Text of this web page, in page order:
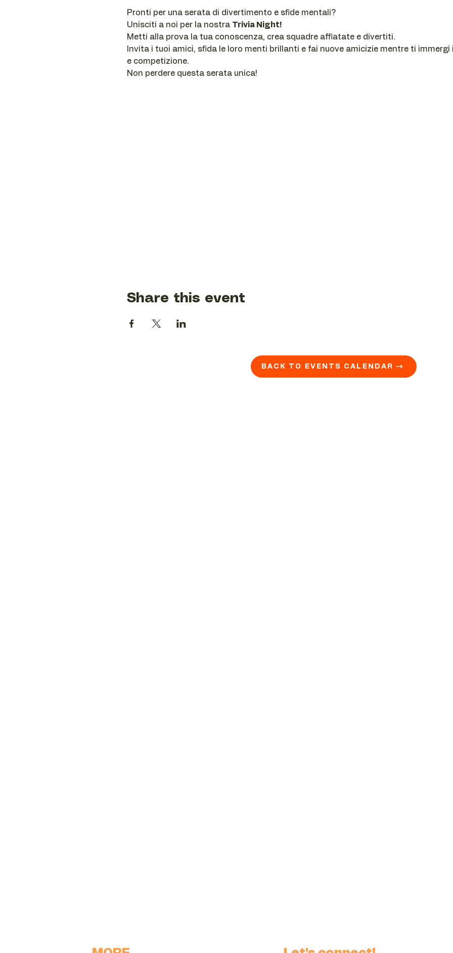
Pronti per una serata di divertimento e sfide mentali?
Unisciti a noi per la nostra Trivia Night!
Metti alla prova la tua conoscenza, crea squadre affiatate e divertiti.
Invita i tuoi amici, sfida le loro menti brillanti e fai nuove amicizie mentre ti
e competizione.
Non perdere questa serata unica!
Share this event
BACK TO EVENTS CALENDAR →